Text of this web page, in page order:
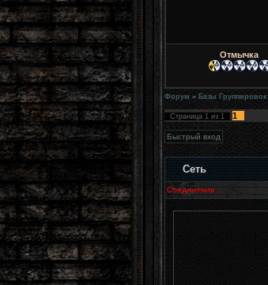
Отмычка
Форум » Базы Группировок
Страница 1 из 1
1
Сеть
Соединение...